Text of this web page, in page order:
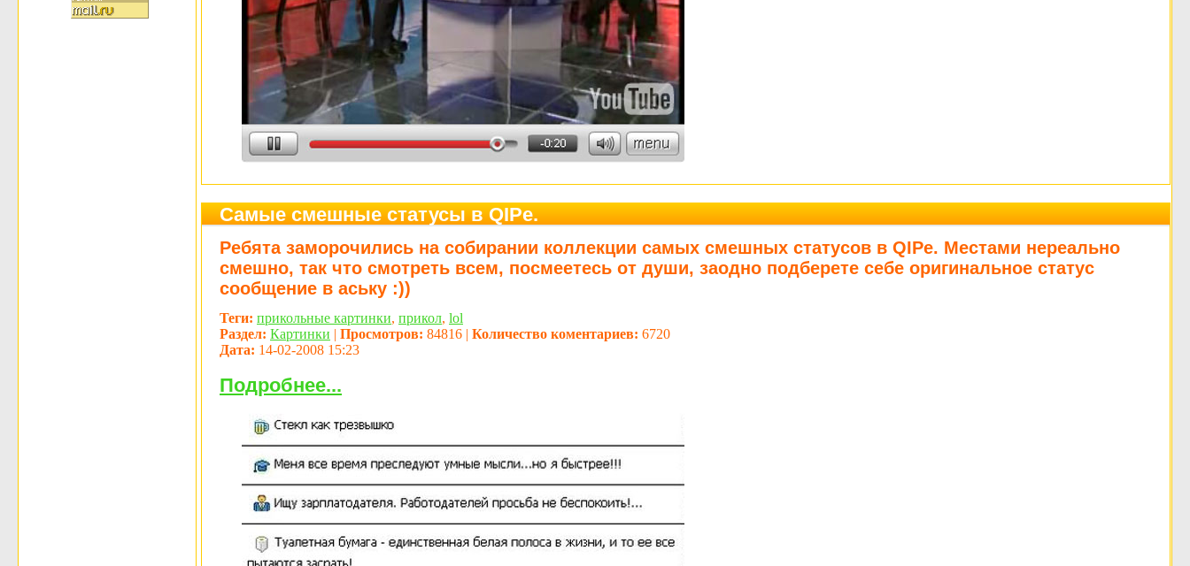
Самые смешные статусы в QIPe.
Ребята заморочились на собирании коллекции самых смешных статусов в QIPe. Местами нереально
смешно, так что смотреть всем, посмеетесь от души, заодно подберете себе оригинальное статус
сообщение в аську :))
Теги: прикольные картинки, прикол, lol
Раздел: Картинки | Просмотров: 84816 | Количество коментариев: 6720
Дата: 14-02-2008 15:23
Подробнее...